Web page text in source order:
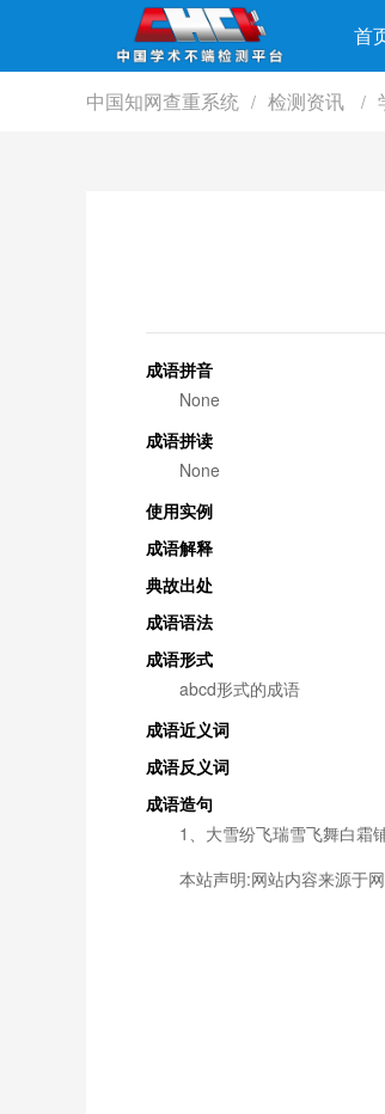
首
中国知网查重系统 / 检测资讯 /
成语拼音
None
成语拼读
None
使用实例
成语解释
典故出处
成语语法
成语形式
abcd形式的成语
成语近义词
成语反义词
成语造句
1、大雪纷飞瑞雪飞舞白霜
本站声明:网站内容来源于